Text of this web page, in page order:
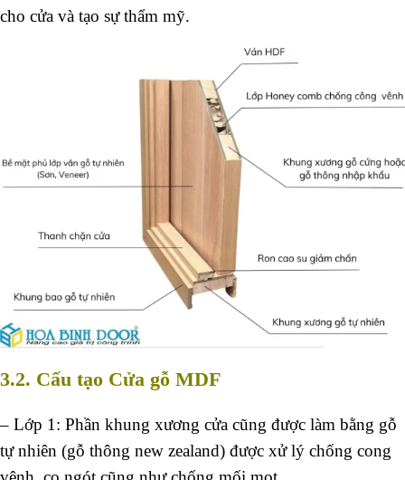
cho cửa và tạo sự thẩm mỹ.
3.2. Cấu tạo Cửa gỗ MDF
– Lớp 1: Phần khung xương cửa cũng được làm bằng gỗ
tự nhiên (gỗ thông new zealand) được xử lý chống cong